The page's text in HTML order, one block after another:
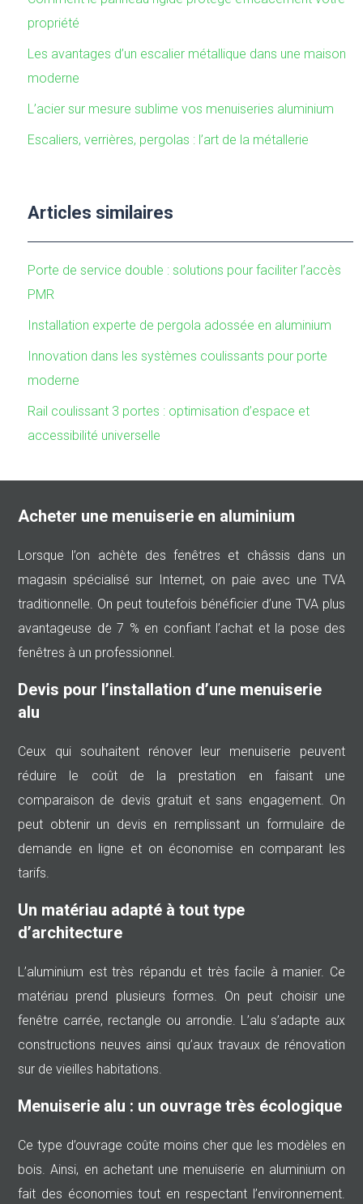
propriété
Les avantages d’un escalier métallique dans une maison
moderne
L’acier sur mesure sublime vos menuiseries aluminium
Escaliers, verrières, pergolas : l’art de la métallerie
Articles similaires
Porte de service double : solutions pour faciliter l’accès
PMR
Installation experte de pergola adossée en aluminium
Innovation dans les systèmes coulissants pour porte
moderne
Rail coulissant 3 portes : optimisation d’espace et
accessibilité universelle
Acheter une menuiserie en aluminium
Lorsque l’on achète des fenêtres et châssis dans un
magasin spécialisé sur Internet, on paie avec une TVA
traditionnelle. On peut toutefois bénéficier d’une TVA plus
avantageuse de 7 % en confiant l’achat et la pose des
fenêtres à un professionnel.
Devis pour l’installation d’une menuiserie
alu
Ceux qui souhaitent rénover leur menuiserie peuvent
réduire le coût de la prestation en faisant une
comparaison de devis gratuit et sans engagement. On
peut obtenir un devis en remplissant un formulaire de
demande en ligne et on économise en comparant les
tarifs.
Un matériau adapté à tout type
d’architecture
L’aluminium est très répandu et très facile à manier. Ce
matériau prend plusieurs formes. On peut choisir une
fenêtre carrée, rectangle ou arrondie. L’alu s’adapte aux
constructions neuves ainsi qu’aux travaux de rénovation
sur de vieilles habitations.
Menuiserie alu : un ouvrage très écologique
Ce type d’ouvrage coûte moins cher que les modèles en
bois. Ainsi, en achetant une menuiserie en aluminium on
fait des économies tout en respectant l’environnement.